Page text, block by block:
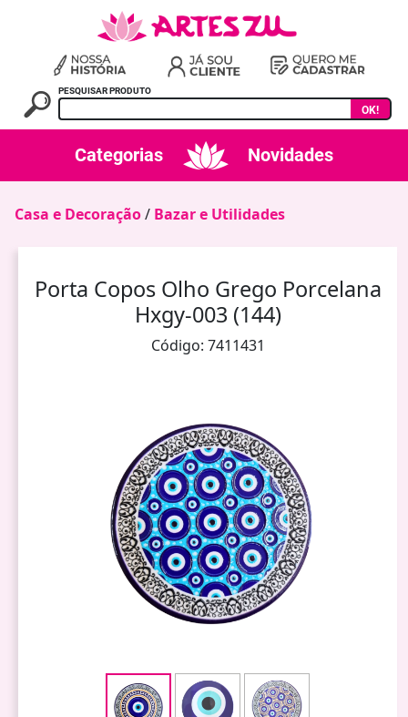
PESQUISAR PRODUTO
OK!
Categorias Novidades
Casa e Decoração/ Bazar e Utilidades
Porta Copos Olho Grego Porcelana
Hxgy-003 (144)
Código: 7411431